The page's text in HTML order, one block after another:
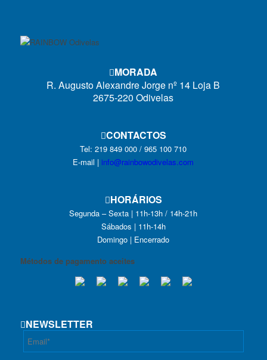
MORADA
R. Augusto Alexandre Jorge nº 14 Loja B
2675-220 Odivelas
CONTACTOS
Tel: 219 849 000 / 965 100 710
E-mail | info@rainbowodivelas.com
HORÁRIOS
Segunda – Sexta | 11h-13h / 14h-21h
Sábados | 11h-14h
Domingo | Encerrado
Métodos de pagamento aceites
NEWSLETTER